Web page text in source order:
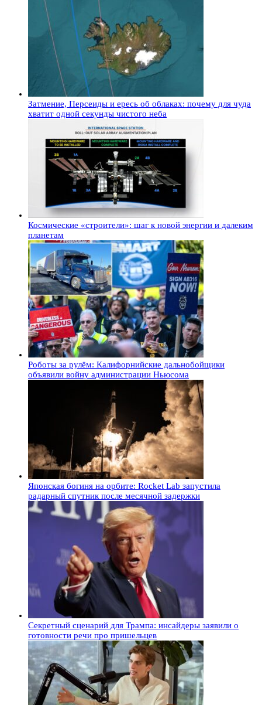
Затмение, Персеиды и ересь об облаках: почему для чуда
хватит одной секунды чистого неба
Космические «строители»: шаг к новой энергии и далеким
планетам
Роботы за рулём: Калифорнийские дальнобойщики
объявили войну администрации Ньюсома
Японская богиня на орбите: Rocket Lab запустила
радарный спутник после месячной задержки
Секретный сценарий для Трампа: инсайдеры заявили о
готовности речи про пришельцев